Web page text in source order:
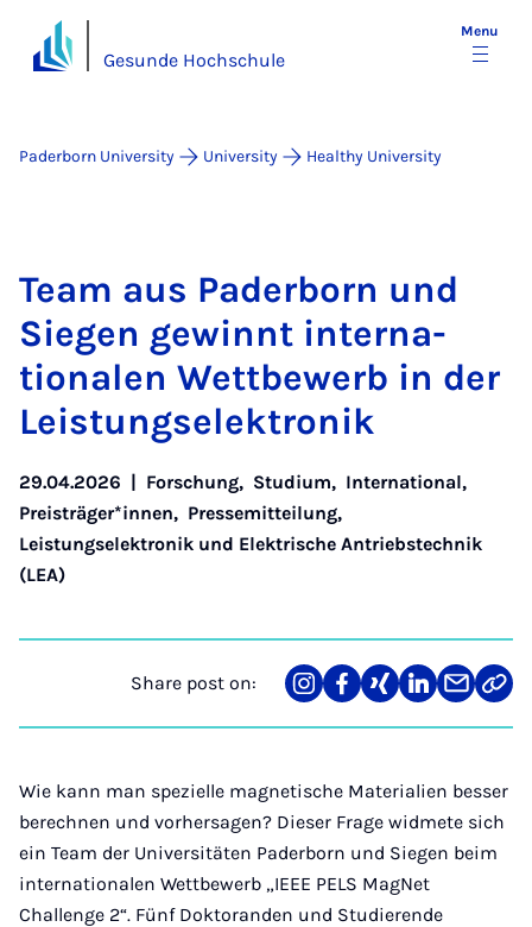
Gesunde Hochschule
Menu
Paderborn University University Healthy University
Team aus Pader­born und
Sie­gen gewin­nt in­ter­na­
tionalen Wettbe­w­erb in der
Leis­tungselektronik
29.04.2026 | Forschung, Studium, International,
Preisträger*innen, Pressemitteilung,
Leistungselektronik und Elektrische Antriebstechnik
(LEA)
Share post on:
Share
on
Teilen
auf
Teilen
auf
Teilen
auf
Teilen
über
Mail
Link
Wie kann man spezielle magnetische Materialien besser
berechnen und vorhersagen? Dieser Frage widmete sich
ein Team der Universitäten Paderborn und Siegen beim
internationalen Wettbewerb „IEEE PELS MagNet
Challenge 2“. Fünf Doktoranden und Studierende